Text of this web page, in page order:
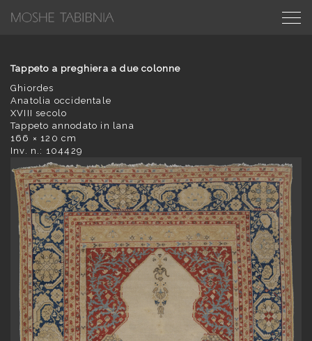
Tappeto a preghiera a due colonne
Ghiordes
Anatolia occidentale
XVIII secolo
Tappeto annodato in lana
166 × 120 cm
Inv. n.: 104429